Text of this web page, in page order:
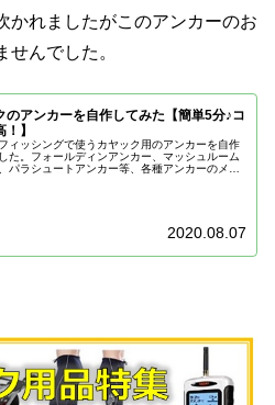
かれましたがこのアンカーのお
んでした。
のアンカーを自作してみた【簡単5分♪コ
】
ィッシングで使うカヤック用のアンカーを自作
た。フォールディンアンカー、マッシュルーム
パラシュートアンカー等、各種アンカーのメリ
2020.08.07